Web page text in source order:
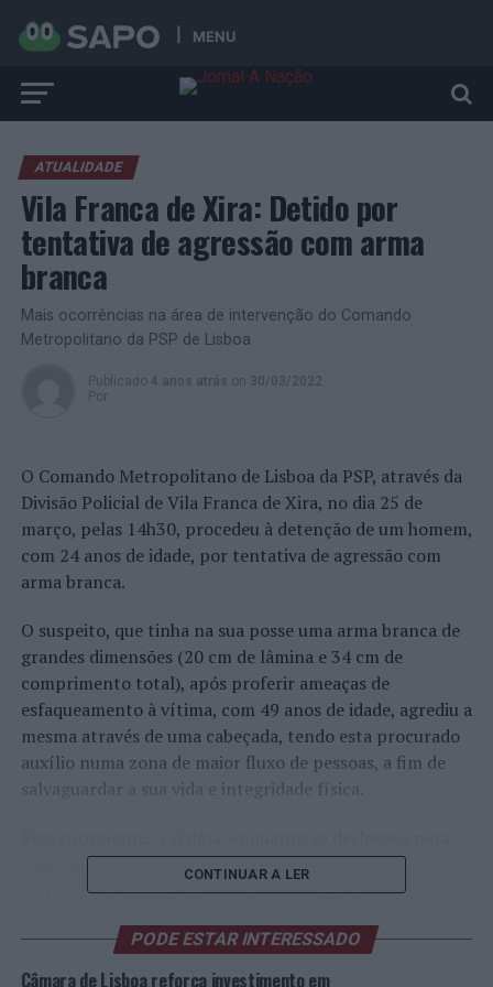
MENU
ATUALIDADE
Vila Franca de Xira: Detido por
tentativa de agressão com arma
branca
Mais ocorrências na área de intervenção do Comando
Metropolitano da PSP de Lisboa
Publicado 4 anos atrás on 30/03/2022
Por
O Comando Metropolitano de Lisboa da PSP, através da
Divisão Policial de Vila Franca de Xira, no dia 25 de
março, pelas 14h30, procedeu à detenção de um homem,
com 24 anos de idade, por tentativa de agressão com
arma branca.
O suspeito, que tinha na sua posse uma arma branca de
grandes dimensões (20 cm de lâmina e 34 cm de
comprimento total), após proferir ameaças de
esfaqueamento à vítima, com 49 anos de idade, agrediu a
mesma através de uma cabeçada, tendo esta procurado
auxílio numa zona de maior fluxo de pessoas, a fim de
salvaguardar a sua vida e integridade física.
casa, foi, de novo, perseguida pelo suspeito, que
empurrou o lesado com tal força que o projetou ao chão,
sucesso.
CONTINUAR A LER
PODE ESTAR INTERESSADO
Câmara de Lisboa reforça investimento em